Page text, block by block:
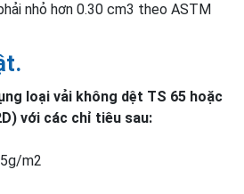
nhỏ hơn 0.30 cm3 theo ASTM
loại vải không dệt TS 65 hoặc
với các chỉ tiêu sau:
m2